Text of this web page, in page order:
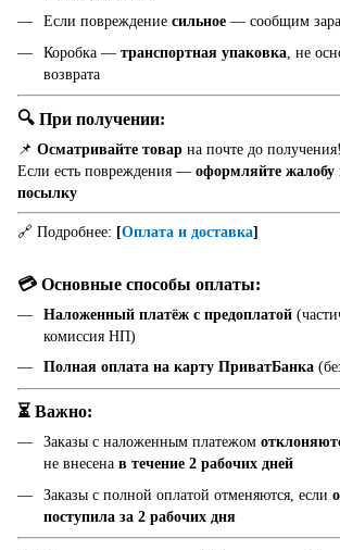
Если повреждение сильное — сообщим
Коробка — транспортная упаковка , не
возврата
🔍 При получении:
📌 Осматривайте товар на почте до получения!
Если есть повреждения — оформляйте жалобу
посылку
🔗 Подробнее: [Оплата и доставка]
💳 Основные способы оплаты:
Наложенный платёж с предоплатой
комиссия НП)
Полная оплата на карту ПриватБанка
⏳ Важно:
Заказы с наложенным платежом
не внесена в течение 2 рабочих дней
Заказы с полной оплатой отменяются, если
поступила за 2 рабочих дня